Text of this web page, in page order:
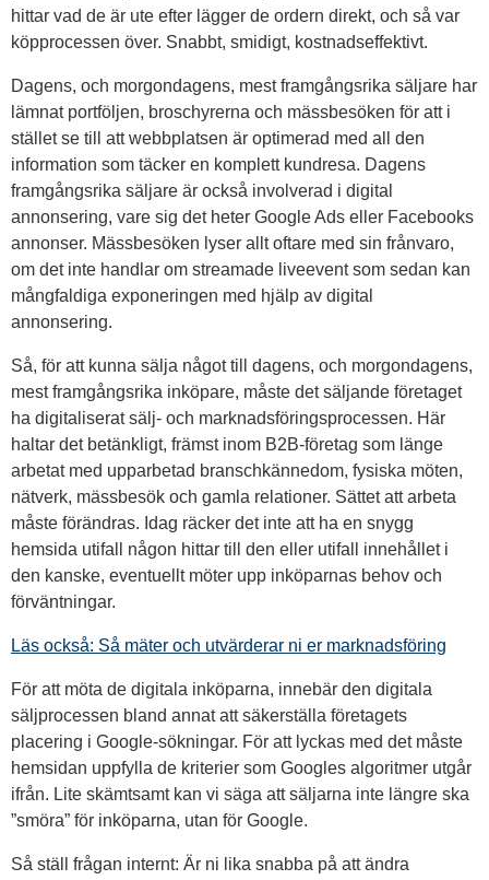
hittar vad de är ute efter lägger de ordern direkt, och så var
köpprocessen över. Snabbt, smidigt, kostnadseffektivt.
Dagens, och morgondagens, mest framgångsrika säljare har
lämnat portföljen, broschyrerna och mässbesöken för att i
stället se till att webbplatsen är optimerad med all den
information som täcker en komplett kundresa. Dagens
framgångsrika säljare är också involverad i digital
annonsering, vare sig det heter Google Ads eller Facebooks
annonser. Mässbesöken lyser allt oftare med sin frånvaro,
om det inte handlar om streamade liveevent som sedan kan
mångfaldiga exponeringen med hjälp av digital
annonsering.
Så, för att kunna sälja något till dagens, och morgondagens,
mest framgångsrika inköpare, måste det säljande företaget
ha digitaliserat sälj- och marknadsföringsprocessen. Här
haltar det betänkligt, främst inom B2B-företag som länge
arbetat med upparbetad branschkännedom, fysiska möten,
nätverk, mässbesök och gamla relationer. Sättet att arbeta
måste förändras. Idag räcker det inte att ha en snygg
hemsida utifall någon hittar till den eller utifall innehållet i
den kanske, eventuellt möter upp inköparnas behov och
förväntningar.
Läs också: Så mäter och utvärderar ni er marknadsföring
För att möta de digitala inköparna, innebär den digitala
säljprocessen bland annat att säkerställa företagets
placering i Google-sökningar. För att lyckas med det måste
hemsidan uppfylla de kriterier som Googles algoritmer utgår
ifrån. Lite skämtsamt kan vi säga att säljarna inte längre ska
”smöra” för inköparna, utan för Google.
Så ställ frågan internt: Är ni lika snabba på att ändra